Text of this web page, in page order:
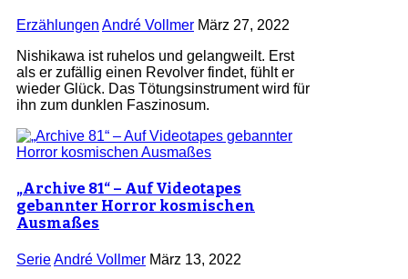
Erzählungen André Vollmer März 27, 2022
Nishikawa ist ruhelos und gelangweilt. Erst
als er zufällig einen Revolver findet, fühlt er
wieder Glück. Das Tötungsinstrument wird für
ihn zum dunklen Faszinosum.
„Archive 81“ – Auf Videotapes
gebannter Horror kosmischen
Ausmaßes
SerieAndré Vollmer März 13, 2022